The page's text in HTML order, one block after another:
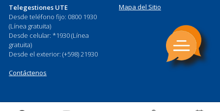
Telegestiones UTE
Desde teléfono fijo: 0800 1930
(Línea gratuita)
Desde celular: *1930 (Línea
gratuita)
Desde el exterior: (+598) 21930
Contáctenos
Mapa del Sitio